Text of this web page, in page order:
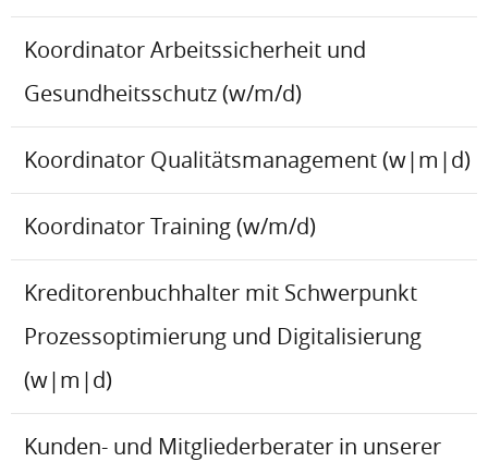
Koordinator Arbeitssicherheit und
Gesundheitsschutz (w/m/d)
Koordinator Qualitätsmanagement (w|m|d)
Koordinator Training (w/m/d)
Kreditorenbuchhalter mit Schwerpunkt
Prozessoptimierung und Digitalisierung
(w|m|d)
Kunden- und Mitgliederberater in unserer